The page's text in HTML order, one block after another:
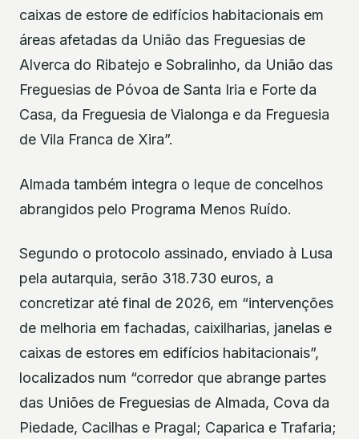
caixas de estore de edifícios habitacionais em
áreas afetadas da União das Freguesias de
Alverca do Ribatejo e Sobralinho, da União das
Freguesias de Póvoa de Santa Iria e Forte da
Casa, da Freguesia de Vialonga e da Freguesia
de Vila Franca de Xira”.
Almada também integra o leque de concelhos
abrangidos pelo Programa Menos Ruído.
Segundo o protocolo assinado, enviado à Lusa
pela autarquia, serão 318.730 euros, a
concretizar até final de 2026, em “intervenções
de melhoria em fachadas, caixilharias, janelas e
caixas de estores em edifícios habitacionais”,
localizados num “corredor que abrange partes
das Uniões de Freguesias de Almada, Cova da
Piedade, Cacilhas e Pragal; Caparica e Trafaria;